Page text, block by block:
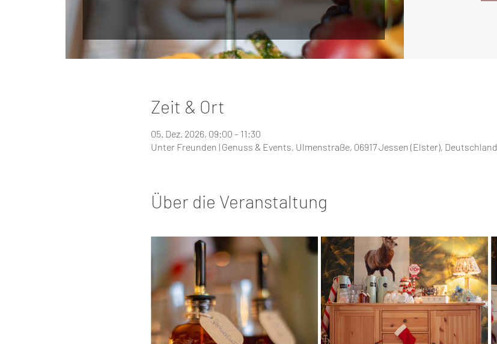
Zeit & Ort
05. Dez. 2026, 09:00 – 11:30
Unter Freunden | Genuss & Events, Ulmenstraße, 06917 Jessen (Elster), Deutschland
Über die Veranstaltung